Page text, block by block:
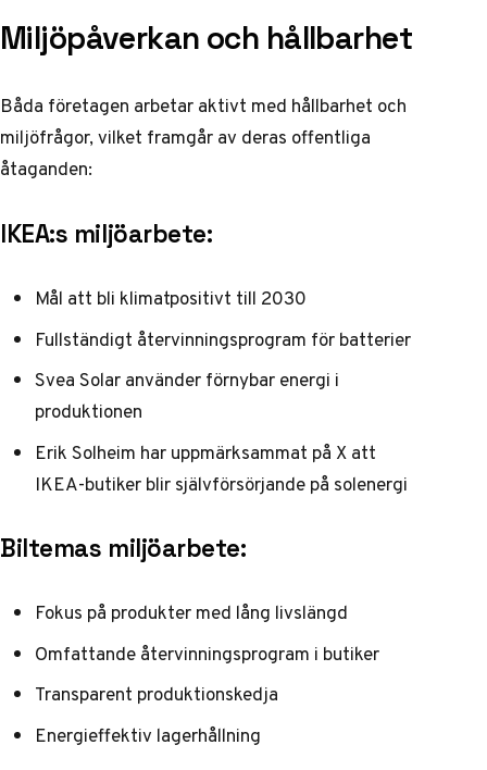
Miljöpåverkan och hållbarhet
Båda företagen arbetar aktivt med hållbarhet och
miljöfrågor, vilket framgår av deras offentliga
åtaganden:
IKEA:s miljöarbete:
Mål att bli klimatpositivt till 2030
Fullständigt återvinningsprogram för batterier
Svea Solar använder förnybar energi i
produktionen
Erik Solheim haruppmärksammat på Xatt
IKEA-butiker blir självförsörjande på solenergi
Biltemas miljöarbete:
Fokus på produkter med lång livslängd
Omfattande återvinningsprogram i butiker
Transparent produktionskedja
Energieffektiv lagerhållning